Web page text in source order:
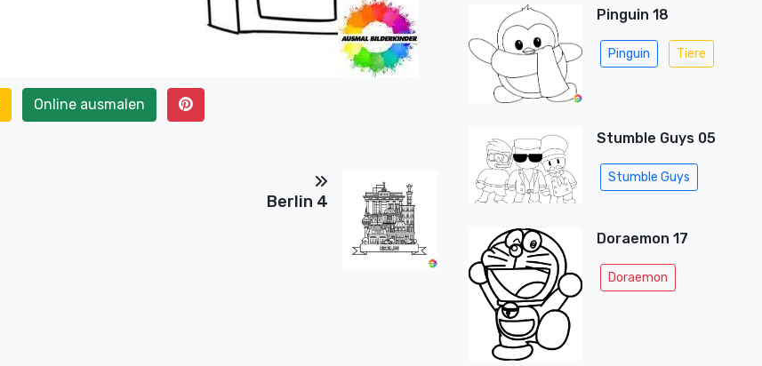
Online ausmalen
Berlin 4
Pinguin 18
Pinguin Tiere
Stumble Guys 05
Stumble Guys
Doraemon 17
Doraemon